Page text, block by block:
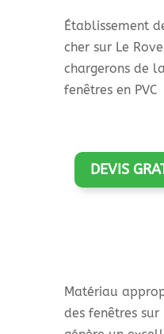
Établissement
cher sur Le
chargerons de
fenêtres en PVC
DEVIS
Matériau
des fenêtres sur